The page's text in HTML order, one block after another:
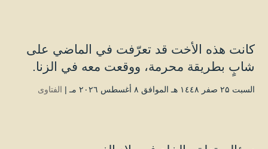
كانت هذه الأخت قد تعرّفت في الماضي على
شابٍ بطريقة محرمة، ووقعت معه في الزنا.
السبت ۲۵ صفر ۱٤٤۸ هـ الموافق ۸ أغسطس ۲۰۲٦ مـ | الفتاوى